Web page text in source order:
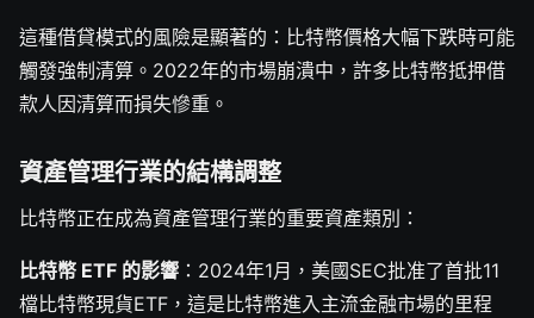
這種借貸模式的風險是顯著的：比特幣價格大幅下跌時可能
觸發強制清算。2022年的市場崩潰中，許多比特幣抵押借
款人因清算而損失慘重。
資產管理行業的結構調整
比特幣正在成為資產管理行業的重要資產類別：
比特幣 ETF 的影響 ：2024年1月，美國SEC批准了首批11
檔比特幣現貨ETF，這是比特幣進入主流金融市場的里程